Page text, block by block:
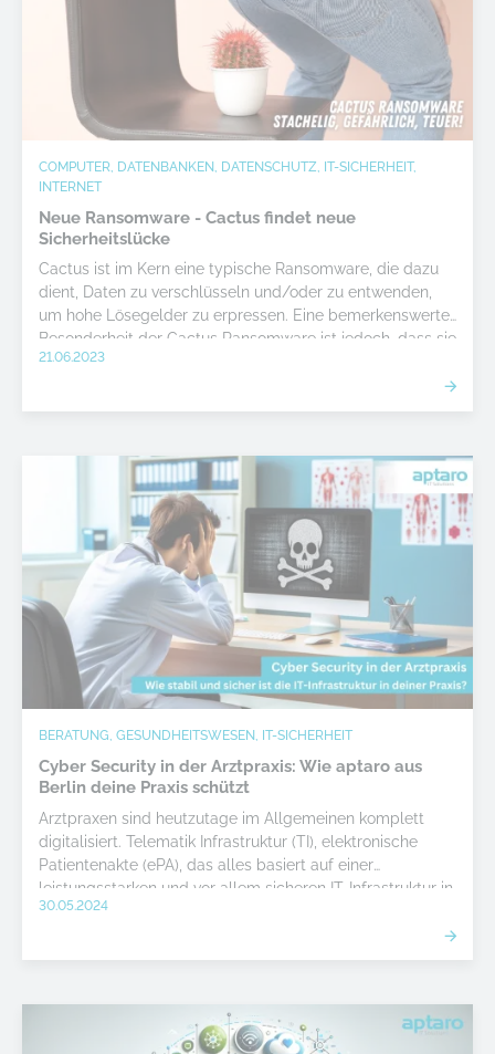
COMPUTER, DATENBANKEN, DATENSCHUTZ, IT-SICHERHEIT,
INTERNET
Neue Ransomware - Cactus findet neue
Sicherheitslücke
Cactus ist im Kern eine typische Ransomware, die dazu
dient, Daten zu verschlüsseln und/oder zu entwenden,
um hohe Lösegelder zu erpressen. Eine bemerkenswerte
Besonderheit der Cactus Ransomware ist jedoch, dass sie
sich selbst verschlüsselt, um von Antivirus-Programmen
21.06.2023
BERATUNG, GESUNDHEITSWESEN, IT-SICHERHEIT
Cyber Security in der Arztpraxis: Wie aptaro aus
Berlin deine Praxis schützt
Arztpraxen sind heutzutage im Allgemeinen komplett
digitalisiert. Telematik Infrastruktur (TI), elektronische
Patientenakte (ePA), das alles basiert auf einer
leistungsstarken und vor allem sicheren IT-Infrastruktur in
deiner Praxis. Wir zeigen dir, was wir von aptaro in Berlin
30.05.2024